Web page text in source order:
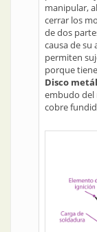
manipular,
cerrar los
de dos
causa de
permiten
porque
Disco
embudo del
cobre